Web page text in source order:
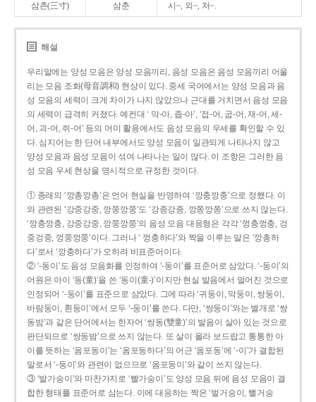
삼촌(三寸) 삼춘 시~, 외~, 처~.
해설
우리말에는 양성 모음은 양성 모음끼리, 음성 모음은 음성 모음끼리 어울
리는 모음 조화(母音調和) 현상이 있다. 중세 국어에서는 양성 모음과 음
성 모음의 세력이 크게 차이가 나지 않았으나 근대를 거치면서 음성 모음
의 세력이 급격히 커졌다. 예컨대 ‘ 막-아, 좁-아’, ‘접-어, 굽-어, 재-어, 세-
어, 괴-어, 쥐-어’ 등의 어미 활용에서도 음성 모음의 우세를 확인할 수 있
다. 심지어는 한 단어 내부에서도 양성 모음이 일관되게 나타나지 않고
양성 모음과 음성 모음이 섞여 나타나는 일이 많다. 이 조항은 그러한 음
성 모음 우세 현상을 명시적으로 규정한 것이다.
① 종래의 ‘깡총깡총’은 언어 현실을 반영하여 ‘깡충깡충’으로 정했다. 이
와 관련된 ‘강중강중, 깡쭝깡쭝’도 ‘강종강종, 깡쫑깡쫑’으로 쓰지 않는다.
‘깡충깡충, 강중강중, 깡쭝깡쭝’의 음성 모음 대응형은 각각 ‘껑충껑충, 겅
중겅중, 껑쭝껑쭝’이다. 그러나 ‘ 껑충하다’와 짝을 이루는 말은 ‘깡총하
다’로서 ‘깡충하다’가 오히려 비표준어이다.
② ‘-동이’도 음성 모음화를 인정하여 ‘-둥이’를 표준어로 삼았다. ‘-둥이’의
어원은 아이 ‘동(童)’을 쓴 ‘동이(童-)’이지만 현실 발음에서 멀어진 것으로
인정되어 ‘-둥이’를 표준으로 삼았다. 그에 따라 ‘귀둥이, 막둥이, 쌍둥이,
바람둥이, 흰둥이’에서 모두 ‘-둥이’를 쓴다. 다만, ‘쌍둥이’와는 별개로 ‘쌍
동밤’과 같은 단어에서는 한자어 ‘쌍동(雙童)’의 발음이 살아 있는 것으로
판단되므로 ‘쌍둥밤’으로 쓰지 않는다. 또 살이 올라 보드랍고 통통한 아
이를 뜻하는 ‘옴포동이’는 ‘옴포동하다’의 어근 ‘옴포동’에 ‘-이’가 결합된
말로서 ‘-둥이’와 관련이 없으므로 ‘옴포둥이’와 같이 쓰지 않는다.
③ ‘발가숭이’와 마찬가지로 ‘빨가숭이’도 양성 모음 뒤에 음성 모음이 결
합한 형태를 표준어로 삼는다. 이에 대응하는 짝은 ‘벌거숭이, 뻘거숭